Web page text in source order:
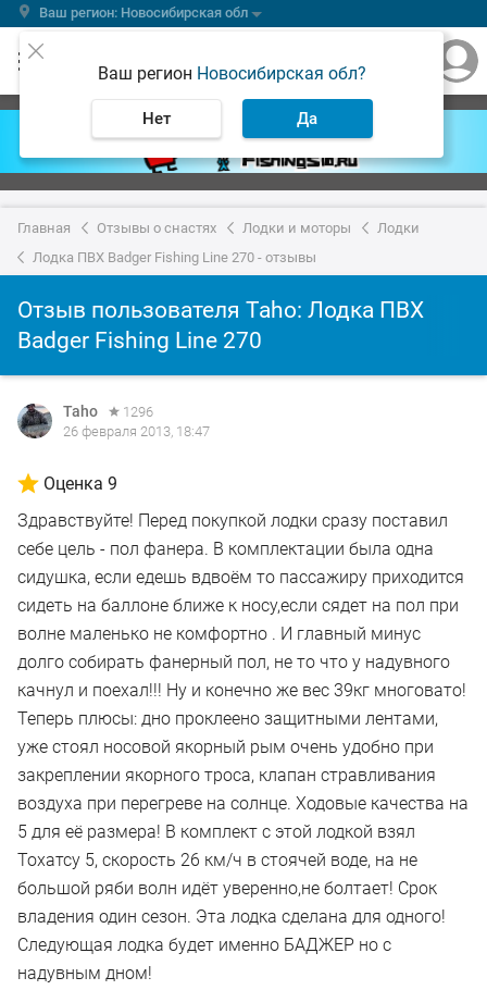
Ваш регион: Новосибирская обл
Ваш регион Новосибирская обл?
Нет Да
Главная Отзывы о снастях Лодки и моторы
Лодки
Лодка ПВХ Badger Fishing Line 270 - отзывы
Отзыв пользователя Taho: Лодка ПВХ
Badger Fishing Line 270
Taho
1296
26 февраля 2013, 18:47
Оценка 9
Здравствуйте! Перед покупкой лодки сразу поставил
себе цель - пол фанера. В комплектации была одна
сидушка, если едешь вдвоём то пассажиру приходится
сидеть на баллоне ближе к носу,если сядет на пол при
волне маленько не комфортно . И главный минус
долго собирать фанерный пол, не то что у надувного
качнул и поехал!!! Ну и конечно же вес 39кг многовато!
Теперь плюсы: дно проклеено защитными лентами,
уже стоял носовой якорный рым очень удобно при
закреплении якорного троса, клапан стравливания
воздуха при перегреве на солнце. Ходовые качества на
5 для её размера! В комплект с этой лодкой взял
Тохатсу 5, скорость 26 км/ч в стоячей воде, на не
большой ряби волн идёт уверенно,не болтает! Срок
владения один сезон. Эта лодка сделана для одного!
Следующая лодка будет именно БАДЖЕР но с
надувным дном!